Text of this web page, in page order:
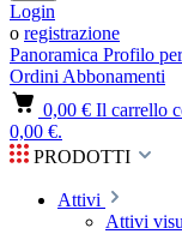
Login
o registrazione
Panoramica Profilo
Ordini Abbonamenti
0,00 € Il carrello
0,00 €.
PRODOTTI
Attivi
Attivi